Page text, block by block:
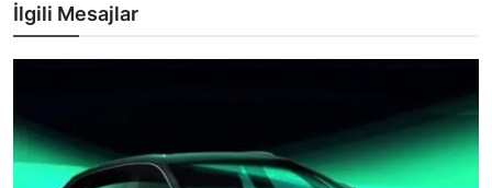
İlgili Mesajlar